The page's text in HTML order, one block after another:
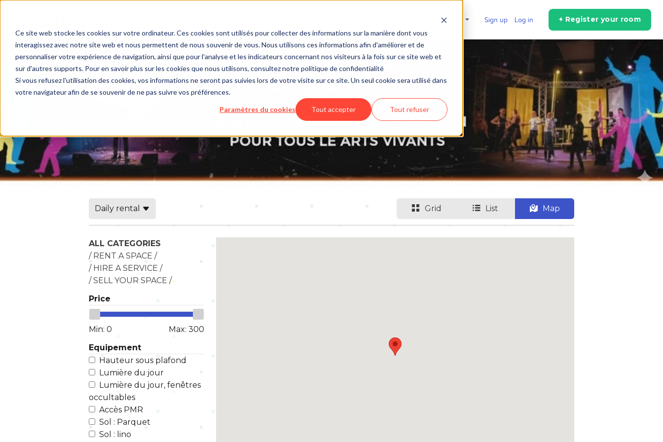
Ce site web stocke les cookies sur votre ordinateur. Ces cookies sont utilisés pour collecter des informations sur la manière dont vous
interagissez avec notre site web et nous permettent de nous souvenir de vous. Nous utilisons ces informations afin d'améliorer et de
personnaliser votre expérience de navigation, ainsi que pour l'analyse et les indicateurs concernant nos visiteurs à la fois sur ce site web et
sur d'autres supports. Pour en savoir plus sur les cookies que nous utilisons, consultez notre politique de confidentialité
Si vous refusez l'utilisation des cookies, vos informations ne seront pas suivies lors de votre visite sur ce site. Un seul cookie sera utilisé dans
votre navigateur afin de se souvenir de ne pas suivre vos préférences.
Paramètres du cookies Tout accepter Tout refuser
Sign up Log in + Register your room
Grid List Map
Daily rental
ALL CATEGORIES
/ RENT A SPACE /
/ HIRE A SERVICE /
/ SELL YOUR SPACE /
Price
Min: 0 Max: 300
Equipement
Hauteur sous plafond
Lumière du jour
Lumière du jour, fenêtres
occultables
Accès PMR
Sol : Parquet
Sol : lino